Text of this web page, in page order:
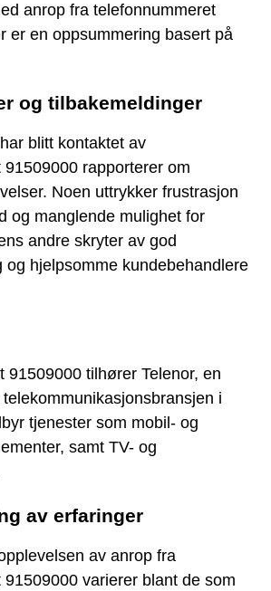
anrop fra telefonnummeret
er en oppsummering basert på
og tilbakemeldinger
blitt kontaktet av
rapporterer om
Noen uttrykker frustrasjon
og manglende mulighet for
andre skryter av god
og hjelpsomme kundebehandlere
91509000 tilhører Telenor, en
i
tjenester som mobil- og
samt TV- og
av erfaringer
av anrop fra
varierer blant de som